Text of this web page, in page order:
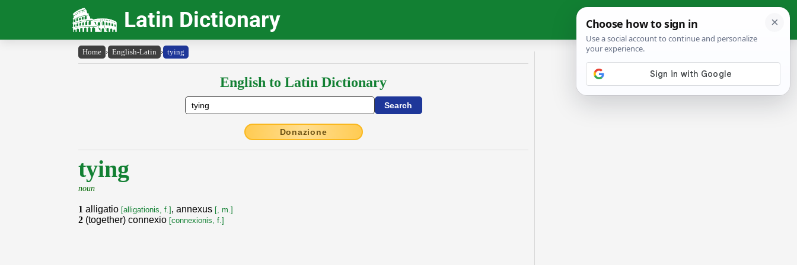
Latin Dictionary
Home › English-Latin › tying
English to Latin Dictionary
Donazione
tying
noun
1 alligatio [alligationis, f.] , annexus [, m.]
2 (together) connexio [connexionis, f.]